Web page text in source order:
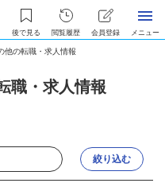
後で見る 閲覧履歴 会員登録 メニュー
他の転職・求人情報
職・求人情報
絞り込む